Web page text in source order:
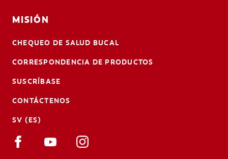
MISIÓN
CHEQUEO DE SALUD BUCAL
CORRESPONDENCIA DE PRODUCTOS
SUSCRÍBASE
CONTÁCTENOS
SV (ES)